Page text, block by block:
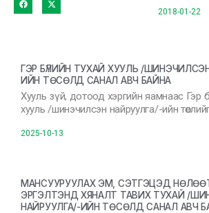
2018-01-22
ГЭР БҮЛИЙН ТУХАЙ ХУУЛЬ /
ИЙН ТӨСӨЛД САНАЛ АВЧ БАЙНА
Хууль зүй, дотоод хэргийн яамнаас Гэр
хууль /шинэчилсэн найруулга/-ийн
2025-10-13
МАНСУУРУУЛАХ ЭМ, СЭТГЭЦЭД
ЭРГЭЛТЭНД ХЯНАЛТ ТАВИХ ТУХАЙ /
НАЙРУУЛГА/-ИЙН ТӨСӨЛД САНАЛ АВЧ